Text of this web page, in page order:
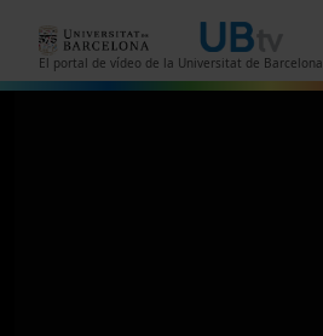
El portal de vídeo de la Universitat de Barcelona